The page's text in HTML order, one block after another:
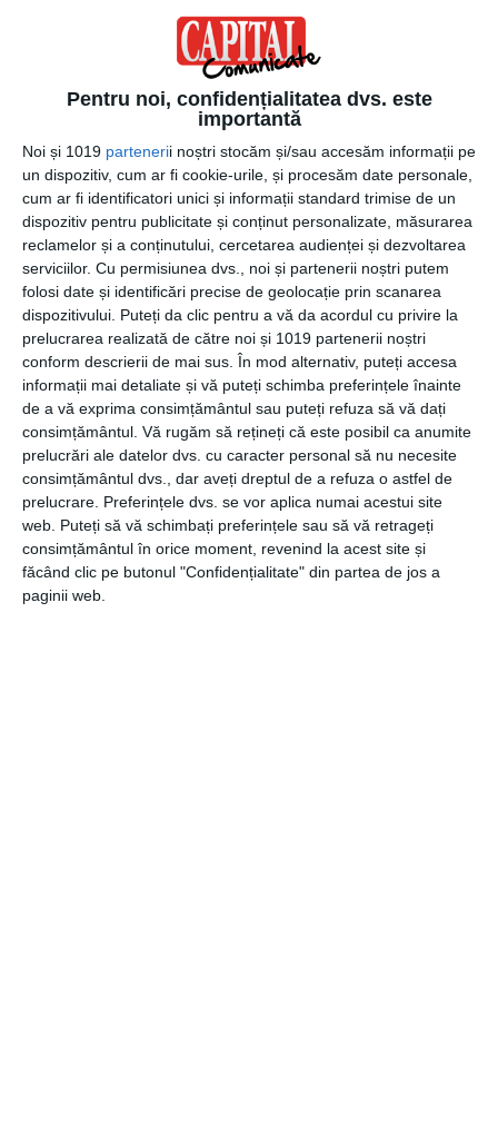
Pentru noi, confidențialitatea dvs. este
importantă
Noi și 1019 partenerii noștri stocăm și/sau accesăm informații pe
un dispozitiv, cum ar fi cookie-urile, și procesăm date personale,
cum ar fi identificatori unici și informații standard trimise de un
dispozitiv pentru publicitate și conținut personalizate, măsurarea
reclamelor și a conținutului, cercetarea audienței și dezvoltarea
serviciilor. Cu permisiunea dvs., noi și partenerii noștri putem
folosi date și identificări precise de geolocație prin scanarea
dispozitivului. Puteți da clic pentru a vă da acordul cu privire la
prelucrarea realizată de către noi și 1019 partenerii noștri
conform descrierii de mai sus. În mod alternativ, puteți accesa
informații mai detaliate și vă puteți schimba preferințele înainte
de a vă exprima consimțământul sau puteți refuza să vă dați
consimțământul. Vă rugăm să rețineți că este posibil ca anumite
prelucrări ale datelor dvs. cu caracter personal să nu necesite
consimțământul dvs., dar aveți dreptul de a refuza o astfel de
prelucrare. Preferințele dvs. se vor aplica numai acestui site
web. Puteți să vă schimbați preferințele sau să vă retrageți
consimțământul în orice moment, revenind la acest site și
făcând clic pe butonul "Confidențialitate" din partea de jos a
paginii web.
alimentare trifazată și încălzește apa în cel mai scurt timp.
Din păcate însă, are un consum ridicat de energie
electrică în timpul exploatării.
Prin urmare, poți alege sistemul de încălzire care se
potrivește cel mai bine cu nevoile tale și ale familiei.
CATEGORII
LIFESTYLE
Navigare
în
articole
Articolul
anterior
ANTERIOR
5 obiceiuri pozitive care îți pot dezvolta
inteligența
Articolul
următor
URMĂTOR
Top produse pe care ar trebui să le ai mereu în
casă